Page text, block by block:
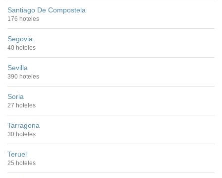
Santiago De Compostela
176 hoteles
Segovia
40 hoteles
Sevilla
390 hoteles
Soria
27 hoteles
Tarragona
30 hoteles
Teruel
25 hoteles